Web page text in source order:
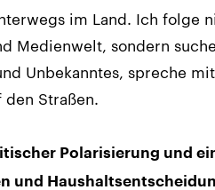
im Land. Ich folge
Medienwelt, sondern
Unbekanntes, spreche
den Straßen.
Polarisierung und
und